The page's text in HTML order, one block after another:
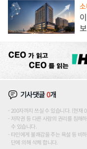
기사댓글0개
200자까지 쓰실 수 있습니다. (현
저작권 등 다른 사람의 권리를 침해
수 있습니다.
타인에게 불쾌감을 주는 욕설 등 비
단에 의해 삭제 합니다.